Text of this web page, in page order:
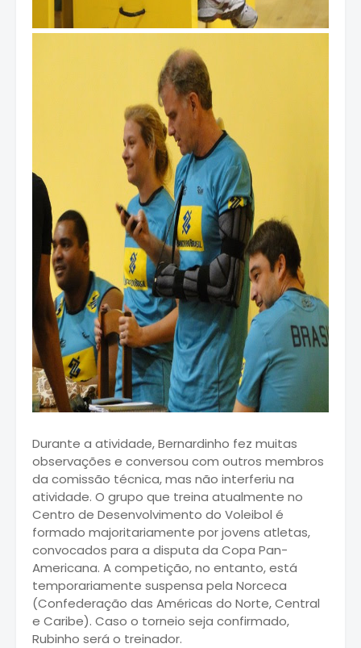
Durante a atividade, Bernardinho fez muitas
observações e conversou com outros membros
da comissão técnica, mas não interferiu na
atividade. O grupo que treina atualmente no
Centro de Desenvolvimento do Voleibol é
formado majoritariamente por jovens atletas,
convocados para a disputa da Copa Pan-
Americana. A competição, no entanto, está
temporariamente suspensa pela Norceca
(Confederação das Américas do Norte, Central
e Caribe). Caso o torneio seja confirmado,
Rubinho será o treinador.